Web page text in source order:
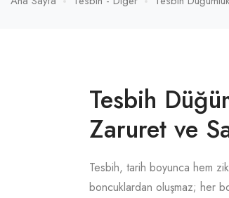
Tesbih
Zaruret ve
Tesbih, tarih boyunca hem
boncuklardan oluşmaz; her